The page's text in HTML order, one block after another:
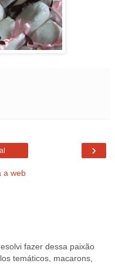
›
a web
fazer dessa paixão
temáticos, macarons,